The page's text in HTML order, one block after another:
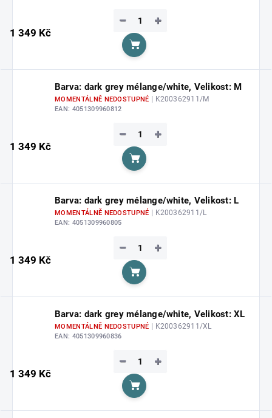
1 349 Kč
+
−
Do košíku
Barva: dark grey mélange/white, Velikost: M
MOMENTÁLNĚ NEDOSTUPNÉ | K200362911/M
EAN: 4051309960812
1 349 Kč
+
−
Do košíku
Barva: dark grey mélange/white, Velikost: L
MOMENTÁLNĚ NEDOSTUPNÉ | K200362911/L
EAN: 4051309960805
1 349 Kč
+
−
Do košíku
Barva: dark grey mélange/white, Velikost: XL
MOMENTÁLNĚ NEDOSTUPNÉ | K200362911/XL
EAN: 4051309960836
1 349 Kč
+
−
Do košíku